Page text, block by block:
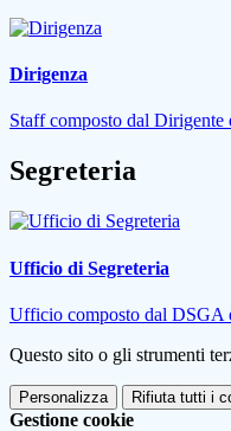
Dirigenza
Staff composto dal Dirigente
Segreteria
Ufficio di Segreteria
Ufficio composto dal DSGA
Questo sito o gli strumenti
Personalizza Rifiuta tutti i
Gestione cookie